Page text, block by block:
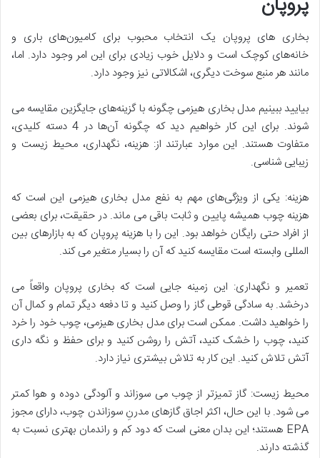
بخاری های پروپان یک انتخاب محبوب برای کامیون‌های باری و
خانه‌های کوچک است و دلایل خوب زیادی برای این امر وجود دارد. اما،
مانند هر منبع سوخت دیگری، اشکالاتی نیز وجود دارد.
بیایید ببینیم مدل بخاری هیزمی چگونه با گزینه‌های جایگزین مقایسه می
شوند. برای این کار خواهیم دید که چگونه آن‌ها در 4 دسته کلیدی،
متفاوت هستند. این موارد عبارتند از: هزینه، نگهداری، محیط زیست و
زیبایی شناسی.
هزینه: یکی از ویژگی‌های مهم به نفع مدل بخاری هیزمی این است که
هزینه چوب همیشه پایین و ثابت باقی می ماند. در حقیقت، برای بعضی
از افراد حتی رایگان خواهد بود. این را با هزینه پروپان که به بازارهای بین
المللی وابسته است مقایسه کنید که آن را بسیار متغیر می کند.
تعمیر و نگهداری: این زمینه جایی است که بخاری پروپان واقعاً می
درخشد. به سادگی قوطی گاز را وصل کنید و تا دفعه دیگر تمام و کمال آن
را خواهید داشت. ممکن است برای مدل بخاری هیزمی، چوب خود را خرد
کنید، چوب را خشک کنید، آتش را روشن کنید و برای حفظ و نگه داری
آتش تلاش کنید. این کار به تلاش بیشتری نیاز دارد.
محیط زیست: گاز تمیزتر از چوب می سوزاند و آلودگی دوده و هوا کمتر
می شود. با این حال، اکثر اجاق گازهای مدرنِ سوزاندن چوب، دارای مجوز
EPA هستند؛ این بدان معنی است که دود کم و راندمان بهتری نسبت به
گذشته دارند.